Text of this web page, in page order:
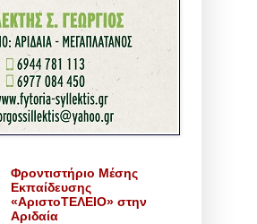
Φροντιστήριο Μέσης
Εκπαίδευσης
«ΑριστοΤΕΛΕΙΟ» στην
Αριδαία